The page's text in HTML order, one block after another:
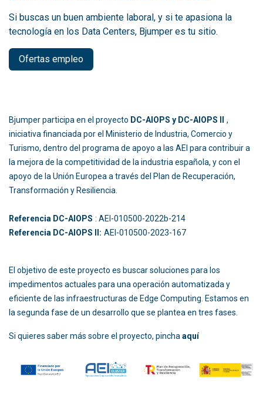
Si buscas un buen ambiente laboral, y si te apasiona la
tecnología en los Data Centers, Bjumper es tu sitio.
Ofertas empleo
Bjumper participa en el proyecto DC-AIOPS y DC-AIOPS II
,
iniciativa financiada por el Ministerio de Industria, Comercio y
Turismo, dentro del programa de apoyo a las AEI para contribuir a
la mejora de la competitividad de la industria española, y con el
apoyo de la Unión Europea a través del Plan de Recuperación,
Transformación y Resiliencia.
Referencia DC-AIOPS : AEI-010500-2022b-214
Referencia DC-AIOPS II: AEI-010500-2023-167
El objetivo de este proyecto es buscar soluciones para los
impedimentos actuales para una operación automatizada y
eficiente de las infraestructuras de Edge Computing. Estamos en
la segunda fase de un desarrollo que se plantea en tres fases.
Si quieres saber más sobre el proyecto, pincha aquí